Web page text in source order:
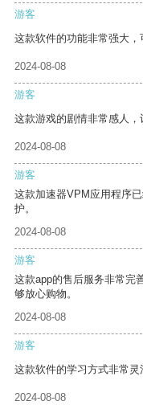
游客
这款软件的功能非常强大，
2024-08-08
游客
这款游戏的剧情非常感人，
2024-08-08
游客
这款加速器VPM应用程序
护。
2024-08-08
游客
这款app的售后服务非常完
够放心购物。
2024-08-08
游客
这款软件的学习方式非常灵
2024-08-08